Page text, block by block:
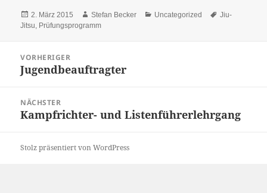
Veröffentlicht
am
2. März 2015 Autor
Stefan Becker Kategorien
Uncategorized Schlagwörter
Jiu-
Jitsu, Prüfungsprogramm
VORHERIGER
Vorheriger
Jugendbeauftragter
NÄCHSTER
Nächster
Kampfrichter- und Listenführerlehrgang
Stolz präsentiert von WordPress